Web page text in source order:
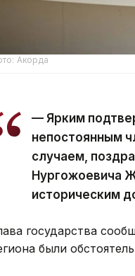
Акорда
— Ярким
непостоянным
случаем,
Нургожоевича
историческим
государства
были